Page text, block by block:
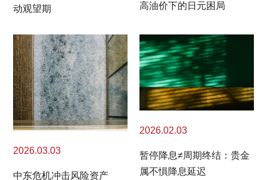
动观望期
高油价下的日元困局
2026.03.03
中东危机冲击风险资产
2026.02.03
暂停降息≠周期终结：贵金
属不惧降息延迟